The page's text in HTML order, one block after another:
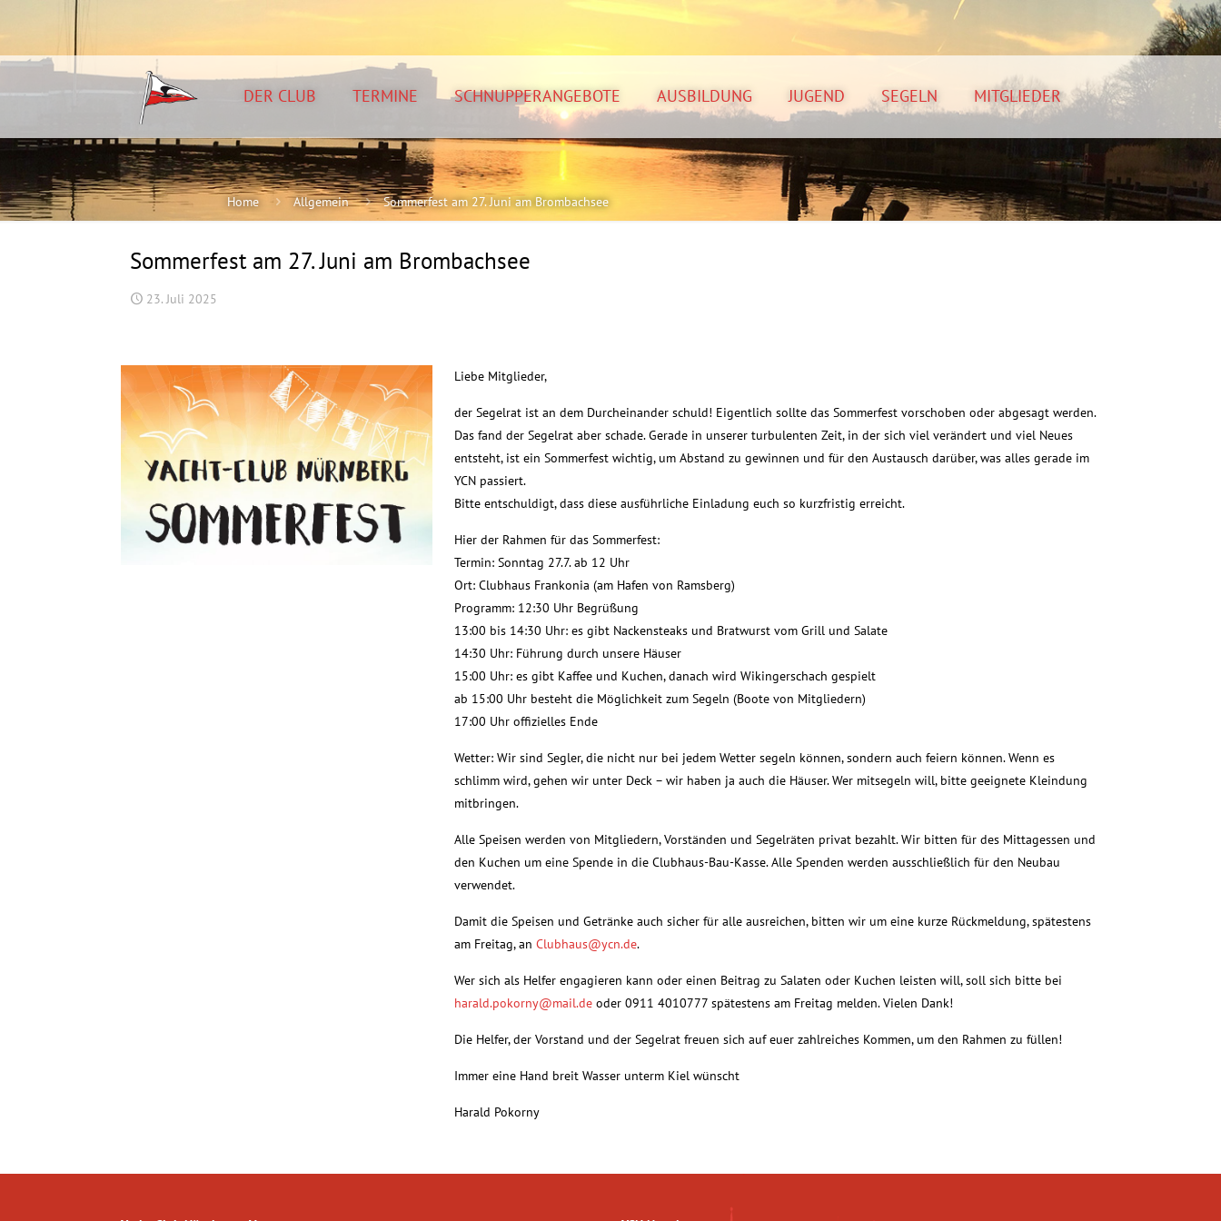
DER CLUB TERMINE SCHNUPPERANGEBOTE AUSBILDUNG JUGEND SEGELN MITGLIEDER
Home Allgemein Sommerfest am 27. Juni am Brombachsee
Sommerfest am 27. Juni am Brombachsee
23. Juli 2025
Liebe Mitglieder,
der Segelrat ist an dem Durcheinander schuld! Eigentlich sollte das Sommerfest vorschoben oder abgesagt werden.
Das fand der Segelrat aber schade. Gerade in unserer turbulenten Zeit, in der sich viel verändert und viel Neues
entsteht, ist ein Sommerfest wichtig, um Abstand zu gewinnen und für den Austausch darüber, was alles gerade im
YCN passiert.
Bitte entschuldigt, dass diese ausführliche Einladung euch so kurzfristig erreicht.
Hier der Rahmen für das Sommerfest:
Termin: Sonntag 27.7. ab 12 Uhr
Ort: Clubhaus Frankonia (am Hafen von Ramsberg)
Programm: 12:30 Uhr Begrüßung
13:00 bis 14:30 Uhr: es gibt Nackensteaks und Bratwurst vom Grill und Salate
14:30 Uhr: Führung durch unsere Häuser
15:00 Uhr: es gibt Kaffee und Kuchen, danach wird Wikingerschach gespielt
ab 15:00 Uhr besteht die Möglichkeit zum Segeln (Boote von Mitgliedern)
17:00 Uhr offizielles Ende
Wetter: Wir sind Segler, die nicht nur bei jedem Wetter segeln können, sondern auch feiern können. Wenn es
schlimm wird, gehen wir unter Deck – wir haben ja auch die Häuser. Wer mitsegeln will, bitte geeignete Kleindung
mitbringen.
Alle Speisen werden von Mitgliedern, Vorständen und Segelräten privat bezahlt. Wir bitten für des Mittagessen und
den Kuchen um eine Spende in die Clubhaus-Bau-Kasse. Alle Spenden werden ausschließlich für den Neubau
verwendet.
Damit die Speisen und Getränke auch sicher für alle ausreichen, bitten wir um eine kurze Rückmeldung, spätestens
am Freitag, anClubhaus@ycn.de.
Wer sich als Helfer engagieren kann oder einen Beitrag zu Salaten oder Kuchen leisten will, soll sich bitte bei
harald.pokorny@mail.de oder 0911 4010777 spätestens am Freitag melden. Vielen Dank!
Die Helfer, der Vorstand und der Segelrat freuen sich auf euer zahlreiches Kommen, um den Rahmen zu füllen!
Immer eine Hand breit Wasser unterm Kiel wünscht
Harald Pokorny